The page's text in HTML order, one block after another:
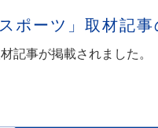
スポーツ」取材記
記事が掲載されました。